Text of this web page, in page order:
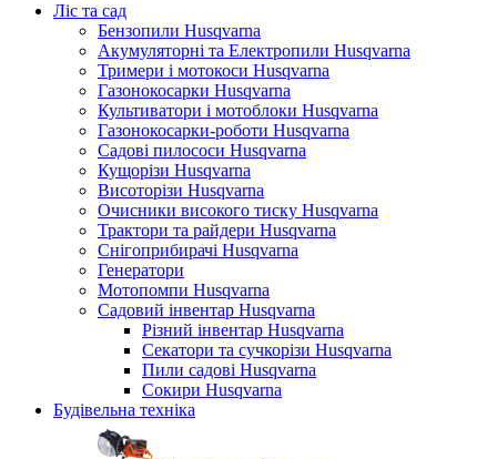
Ліс та сад
Бензопили Husqvarna
Акумуляторні та Електропили Husqvarna
Тримери і мотокоси Husqvarna
Газонокосарки Husqvarna
Культиватори і мотоблоки Husqvarna
Газонокосарки-роботи Husqvarna
Садові пилососи Husqvarna
Кущорізи Husqvarna
Висоторізи Husqvarna
Очисники високого тиску Husqvarna
Трактори та райдери Husqvarna
Снігоприбирачі Husqvarna
Генератори
Мотопомпи Husqvarna
Садовий інвентар Husqvarna
Різний інвентар Husqvarna
Секатори та сучкорізи Husqvarna
Пили садові Husqvarna
Сокири Husqvarna
Будівельна техніка